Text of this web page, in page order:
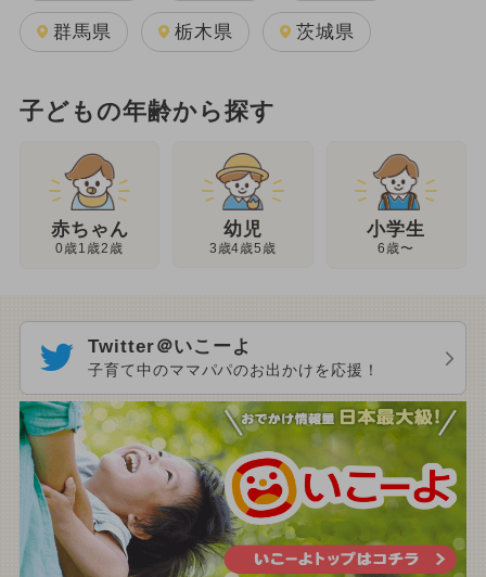
群馬県 栃木県 茨城県
子どもの年齢から探す
赤ちゃん
0歳1歳2歳
幼児
3歳4歳5歳
小学生
6歳〜
Twitter＠いこーよ
子育て中のママパパのお出かけを応援！